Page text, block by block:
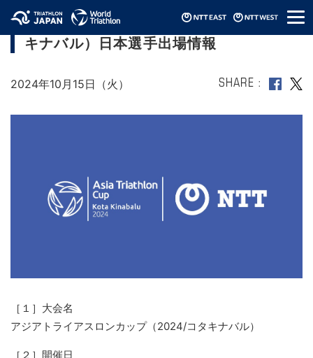
メ
ニ
アジアトライアスロンカップ（2024/コタ
キナバル）日本選手出場情報
2024年10月15日（火） SHARE
［１］大会名
アジアトライアスロンカップ（2024/コタキナバル）
［２］開催日